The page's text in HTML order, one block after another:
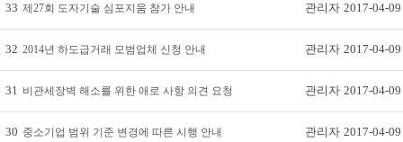
33 제27회 도자기술 심포지움 참가 안내 관리자 2017-04-09
32 2014년 하도급거래 모범업체 신청 안내 관리자 2017-04-09
31 비관세장벽 해소를 위한 애로 사항 의견 요청 관리자 2017-04-09
30 중소기업 범위 기준 변경에 따른 시행 안내 관리자 2017-04-09